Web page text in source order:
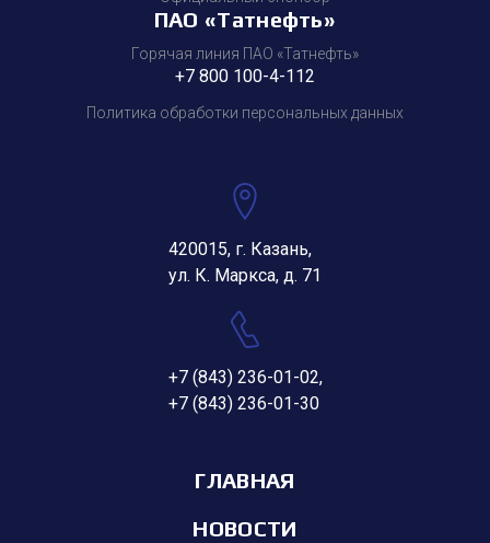
ПАО «Татнефть»
Горячая линия ПАО «Татнефть»
+7 800 100-4-112
Политика обработки персональных данных
420015, г. Казань,
ул. К. Маркса, д. 71
+7 (843) 236-01-02,
+7 (843) 236-01-30
ГЛАВНАЯ
НОВОСТИ